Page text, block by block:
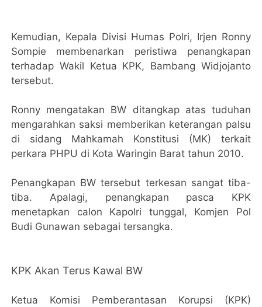
Kemudian, Kepala Divisi Humas Polri, Irjen Ronny
Sompie membenarkan peristiwa penangkapan
terhadap Wakil Ketua KPK, Bambang Widjojanto
tersebut.
Ronny mengatakan BW ditangkap atas tuduhan
mengarahkan saksi memberikan keterangan palsu
di sidang Mahkamah Konstitusi (MK) terkait
perkara PHPU di Kota Waringin Barat tahun 2010.
Penangkapan BW tersebut terkesan sangat tiba-
tiba. Apalagi, penangkapan pasca KPK
menetapkan calon Kapolri tunggal, Komjen Pol
Budi Gunawan sebagai tersangka.
KPK Akan Terus Kawal BW
Ketua Komisi Pemberantasan Korupsi (KPK)